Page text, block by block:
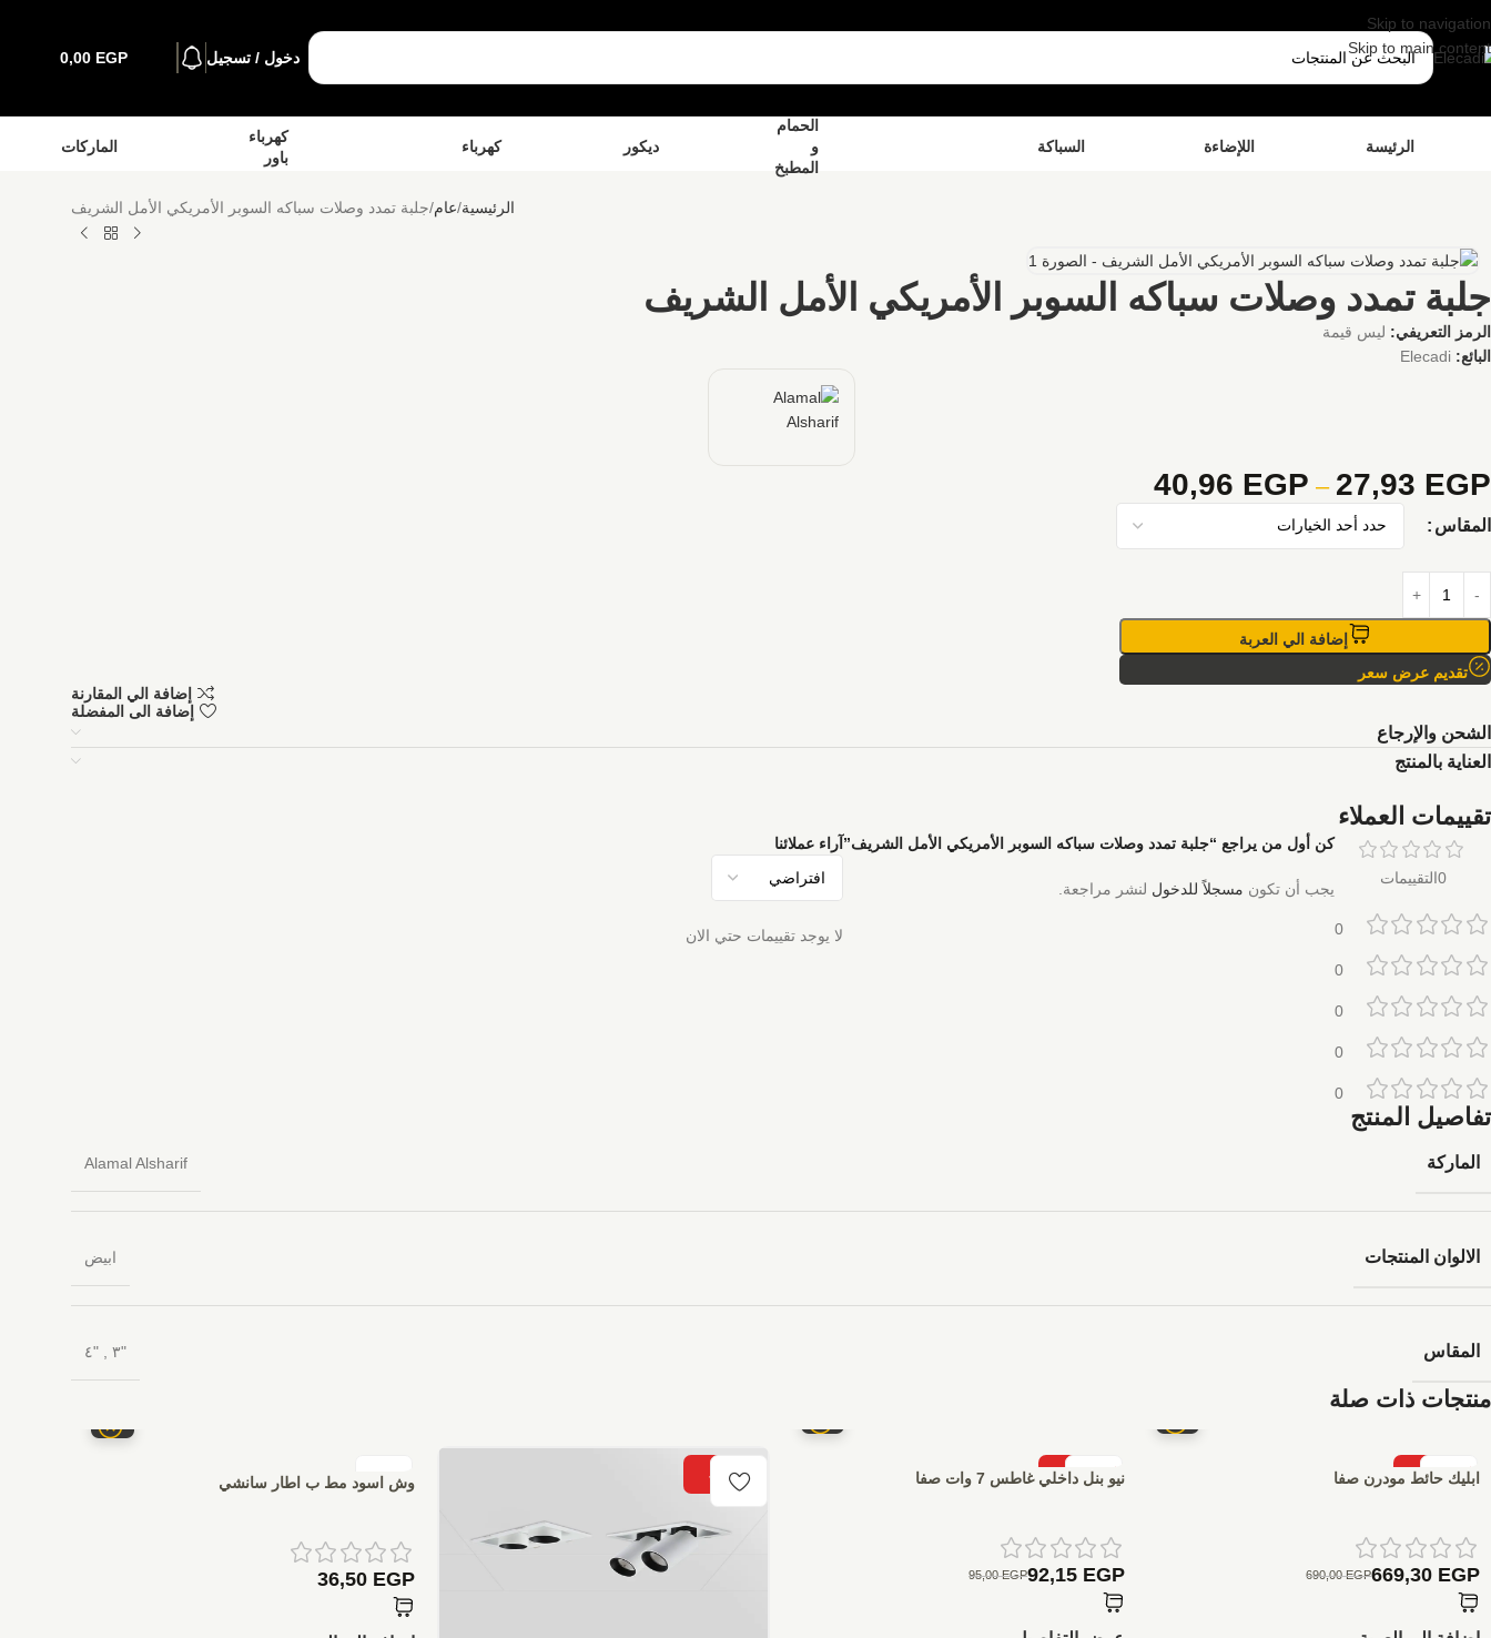
Skip to navigation
Skip to main content
دخول / تسجيل 0,00 EGP
الرئيسة اللإضاءة السباكة
الحمام
و
المطبخ
ديكور كهرباء
كهرباء
باور
الماركات
الرئيسية عام جلبة تمدد وصلات سباكه السوبر الأمريكي الأمل الشريف
جلبة تمدد وصلات سباكه السوبر الأمريكي الأمل الشريف
الرمز التعريفي: ليس قيمة
البائع: Elecadi
27,93 EGP
–
40,96 EGP
المقاس
إضافة الي العربة
تقديم عرض سعر
إضافة الي المقارنة
إضافة الى المفضلة
الشحن والإرجاع
العناية بالمنتج
تقييمات العملاء
0التقييمات
0
0
0
0
0
آراء عملائنا
لا يوجد تقييمات حتي الان
كن أول من يراجع “جلبة تمدد وصلات سباكه السوبر الأمريكي الأمل الشريف”
يجب أن تكون مسجلاً للدخول لنشر مراجعة.
تفاصيل المنتج
الماركة Alamal Alsharif
الالوان المنتجات ابيض
المقاس "٣ "٤
منتجات ذات صلة
-3%
ابليك حائط مودرن صفا
690,00EGP669,30 EGP
-3%
نيو بنل داخلي غاطس 7 وات صفا
95,00EGP92,15 EGP
-3% وش اسود مط ب اطار سانشي
36,50 EGP